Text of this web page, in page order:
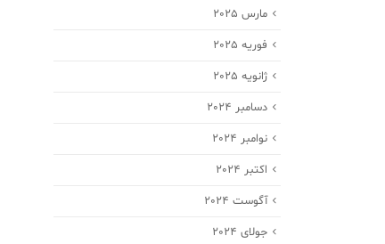
مارس 2025
فوریه 2025
ژانویه 2025
دسامبر 2024
نوامبر 2024
اکتبر 2024
آگوست 2024
جولای 2024